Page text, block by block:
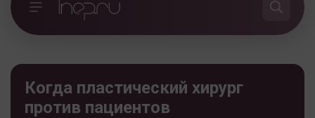
Когда пластический хирург
против пациентов